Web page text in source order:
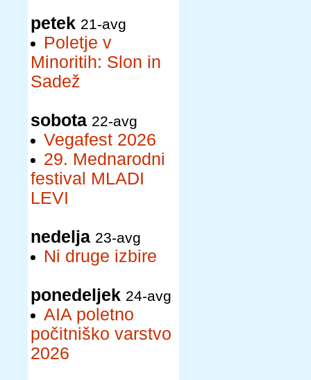
petek 21-avg
Poletje v
Minoritih: Slon in
Sadež
sobota 22-avg
Vegafest 2026
29. Mednarodni
festival MLADI
LEVI
nedelja 23-avg
Ni druge izbire
ponedeljek 24-avg
AIA poletno
počitniško varstvo
2026